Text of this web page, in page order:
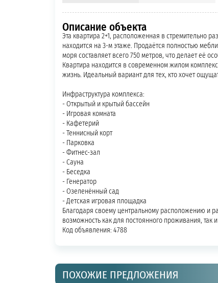
Описание объекта
Эта квартира 2+1, расположенная в стремительно
находится на 3-м этаже. Продаётся полностью
моря составляет всего 750 метров, что делает её
Квартира находится в современном жилом
жизнь. Идеальный вариант для тех, кто хочет
Инфраструктура комплекса:
- Открытый и крытый бассейн
- Игровая комната
- Кафетерий
- Теннисный корт
- Парковка
- Фитнес-зал
- Сауна
- Беседка
- Генератор
- Озеленённый сад
- Детская игровая площадка
Благодаря своему центральному расположению и
возможность как для постоянного проживания, так
Код объявления: 4788
ПОХОЖИЕ ПРЕДЛОЖЕНИЯ